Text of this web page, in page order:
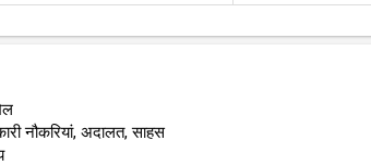
नौकरियां, अदालत, साहस